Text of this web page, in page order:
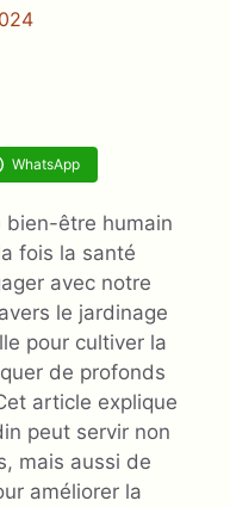
WhatsApp
bien-être humain
fois la santé
avec notre
le jardinage
pour cultiver la
de profonds
article explique
peut servir non
mais aussi de
améliorer la